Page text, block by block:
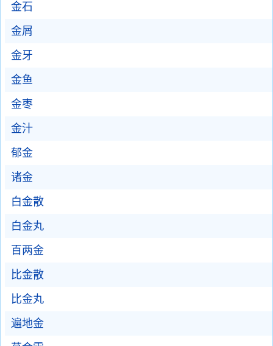
金石
金屑
金牙
金鱼
金枣
金汁
郁金
诸金
白金散
白金丸
百两金
比金散
比金丸
遍地金